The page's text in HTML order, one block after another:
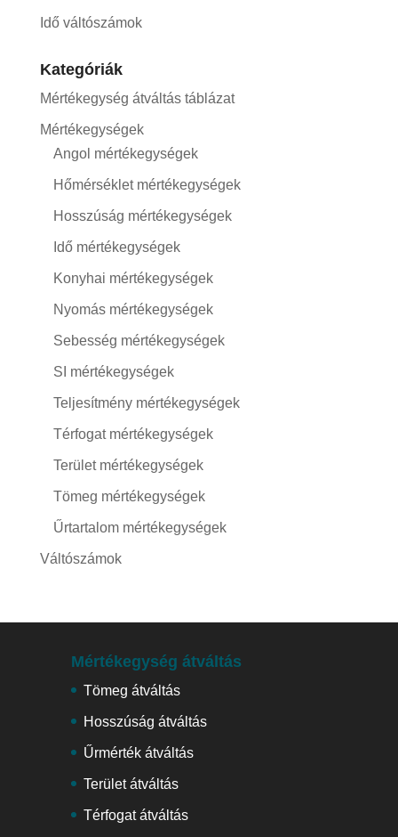
Idő váltószámok
Kategóriák
Mértékegység átváltás táblázat
Mértékegységek
Angol mértékegységek
Hőmérséklet mértékegységek
Hosszúság mértékegységek
Idő mértékegységek
Konyhai mértékegységek
Nyomás mértékegységek
Sebesség mértékegységek
SI mértékegységek
Teljesítmény mértékegységek
Térfogat mértékegységek
Terület mértékegységek
Tömeg mértékegységek
Űrtartalom mértékegységek
Váltószámok
Mértékegység átváltás
Tömeg átváltás
Hosszúság átváltás
Űrmérték átváltás
Terület átváltás
Térfogat átváltás